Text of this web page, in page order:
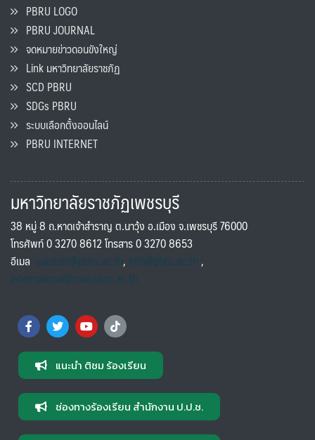
PBRU LOGO
PBRU JOURNAL
จดหมายข่าวดอนขังใหญ่
Link มหาวิทยาลัยราชภัฏ
SCD PBRU
SDGs PBRU
ระบบเลือกตั้งออนไลน์
PBRU INTERNET
มหาวิทยาลัยราชภัฏเพชรบุรี
38 หมู่ 8 ถ.หาดเจ้าสำราญ ต.นาวุ้ง อ.เมือง จ.เพชรบุรี 76000
โทรศัพท์ 0 3270 8612 โทรสาร 0 3270 8653
อีเมล saraban@pbru.ac.th, info@pbru.ac.th,
international@mail.pbru.ac.th
แนะนำ ติชม ร้องเรียน
ช่องทางร้องเรียน สำนักงาน ป.ป.ช.